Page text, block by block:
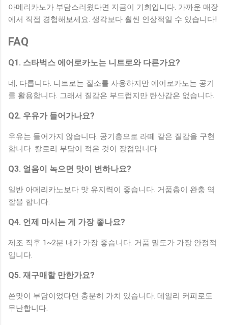
아메리카노가 부담스러웠다면 지금이 기회입니다. 가까운 매장
에서 직접 경험해보세요. 생각보다 훨씬 인상적일 수 있습니다!
FAQ
Q1. 스타벅스 에어로카노는 니트로와 다른가요?
네, 다릅니다. 니트로는 질소를 사용하지만 에어로카노는 공기
를 활용합니다. 그래서 질감은 부드럽지만 탄산감은 없습니다.
Q2. 우유가 들어가나요?
우유는 들어가지 않습니다. 공기층으로 라떼 같은 질감을 구현
합니다. 칼로리 부담이 적은 것이 장점입니다.
Q3. 얼음이 녹으면 맛이 변하나요?
일반 아메리카노보다 맛 유지력이 좋습니다. 거품층이 완충 역
할을 합니다.
Q4. 언제 마시는 게 가장 좋나요?
제조 직후 1~2분 내가 가장 좋습니다. 거품 밀도가 가장 안정적
입니다.
Q5. 재구매할 만한가요?
쓴맛이 부담이었다면 충분히 가치 있습니다. 데일리 커피로도
무난합니다.